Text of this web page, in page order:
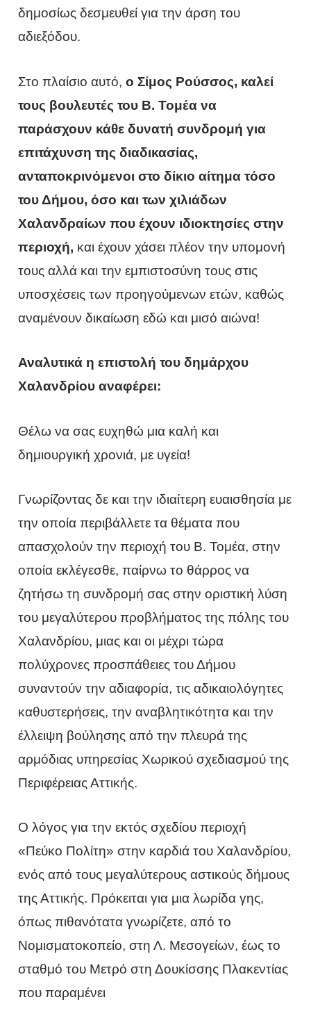
δημοσίως δεσμευθεί για την άρση του
αδιεξόδου.
Στο πλαίσιο αυτό, ο Σίμος Ρούσσος, καλεί
τους βουλευτές του Β. Τομέα να
παράσχουν κάθε δυνατή συνδρομή για
επιτάχυνση της διαδικασίας,
ανταποκρινόμενοι στο δίκιο αίτημα τόσο
του Δήμου, όσο και των χιλιάδων
Χαλανδραίων που έχουν ιδιοκτησίες στην
περιοχή, και έχουν χάσει πλέον την υπομονή
τους αλλά και την εμπιστοσύνη τους στις
υποσχέσεις των προηγούμενων ετών, καθώς
αναμένουν δικαίωση εδώ και μισό αιώνα!
Αναλυτικά η επιστολή του δημάρχου
Χαλανδρίου αναφέρει:
Θέλω να σας ευχηθώ μια καλή και
δημιουργική χρονιά, με υγεία!
Γνωρίζοντας δε και την ιδιαίτερη ευαισθησία με
την οποία περιβάλλετε τα θέματα που
απασχολούν την περιοχή του Β. Τομέα, στην
οποία εκλέγεσθε, παίρνω το θάρρος να
ζητήσω τη συνδρομή σας στην οριστική λύση
του μεγαλύτερου προβλήματος της πόλης του
Χαλανδρίου, μιας και οι μέχρι τώρα
πολύχρονες προσπάθειες του Δήμου
συναντούν την αδιαφορία, τις αδικαιολόγητες
καθυστερήσεις, την αναβλητικότητα και την
έλλειψη βούλησης από την πλευρά της
αρμόδιας υπηρεσίας Χωρικού σχεδιασμού της
Περιφέρειας Αττικής.
Ο λόγος για την εκτός σχεδίου περιοχή
«Πεύκο Πολίτη» στην καρδιά του Χαλανδρίου,
ενός από τους μεγαλύτερους αστικούς δήμους
της Αττικής. Πρόκειται για μια λωρίδα γης,
όπως πιθανότατα γνωρίζετε, από το
Νομισματοκοπείο, στη Λ. Μεσογείων, έως το
σταθμό του Μετρό στη Δουκίσσης Πλακεντίας
που παραμένει